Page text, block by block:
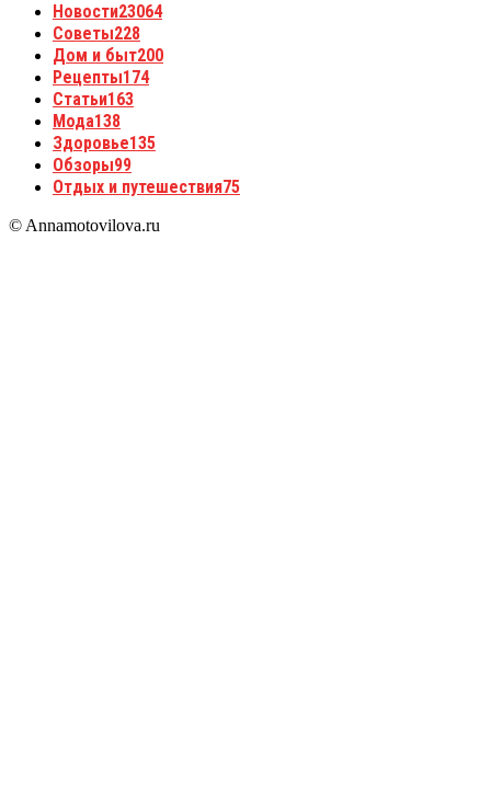
Новости23064
Советы228
Дом и быт200
Рецепты174
Статьи163
Мода138
Здоровье135
Обзоры99
Отдых и путешествия75
© Annamotovilova.ru